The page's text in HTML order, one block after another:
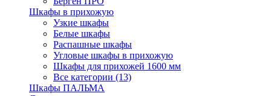
Шкафы в прихожую
Узкие шкафы
Белые шкафы
Распашные шкафы
Угловые шкафы в прихожую
Шкафы для прихожей 1600 мм
Все категории (13)
Шкафы ПАЛЬМА